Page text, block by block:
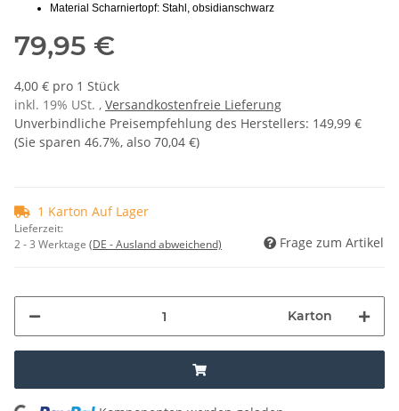
Material Scharniertopf: Stahl, obsidianschwarz
79,95 €
4,00 € pro 1 Stück
inkl. 19% USt. , Versandkostenfreie Lieferung
Unverbindliche Preisempfehlung des Herstellers: 149,99 €
(Sie sparen 46.7%, also 70,04 €)
1 Karton Auf Lager
Lieferzeit:
2 - 3 Werktage (DE - Ausland abweichend) Frage zum Artikel
Karton